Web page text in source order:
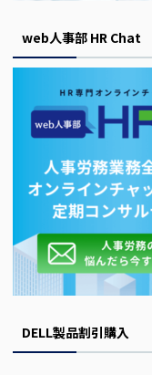
web人事部 HR Chat
DELL製品割引購入